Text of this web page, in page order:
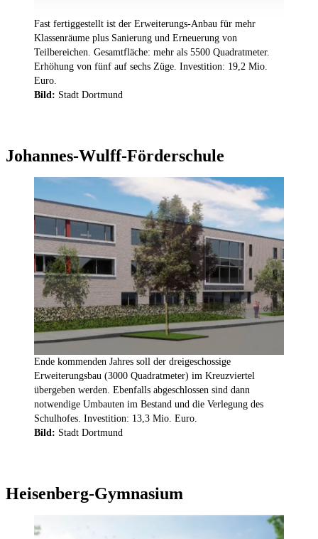
Fast fertiggestellt ist der Erweiterungs-Anbau für mehr
Klassenräume plus Sanierung und Erneuerung von
Teilbereichen. Gesamtfläche: mehr als 5500 Quadratmeter.
Erhöhung von fünf auf sechs Züge. Investition: 19,2 Mio.
Euro.
Bild: Stadt Dortmund
Johannes-Wulff-Förderschule
Ende kommenden Jahres soll der dreigeschossige
Erweiterungsbau (3000 Quadratmeter) im Kreuzviertel
übergeben werden. Ebenfalls abgeschlossen sind dann
notwendige Umbauten im Bestand und die Verlegung des
Schulhofes. Investition: 13,3 Mio. Euro.
Bild: Stadt Dortmund
Heisenberg-Gymnasium